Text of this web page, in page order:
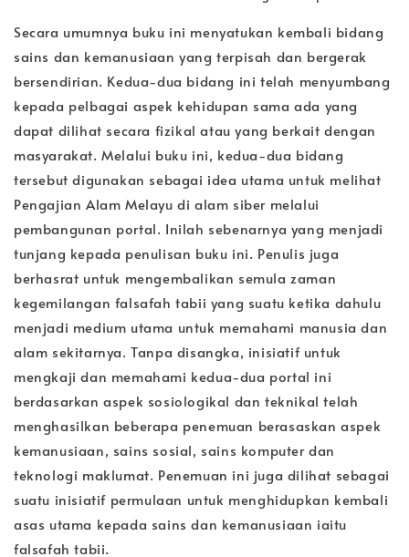
Secara umumnya buku ini menyatukan kembali bidang
sains dan kemanusiaan yang terpisah dan bergerak
bersendirian. Kedua-dua bidang ini telah menyumbang
kepada pelbagai aspek kehidupan sama ada yang
dapat dilihat secara fizikal atau yang berkait dengan
masyarakat. Melalui buku ini, kedua-dua bidang
tersebut digunakan sebagai idea utama untuk melihat
Pengajian Alam Melayu di alam siber melalui
pembangunan portal. Inilah sebenarnya yang menjadi
tunjang kepada penulisan buku ini. Penulis juga
berhasrat untuk mengembalikan semula zaman
kegemilangan falsafah tabii yang suatu ketika dahulu
menjadi medium utama untuk memahami manusia dan
alam sekitarnya. Tanpa disangka, inisiatif untuk
mengkaji dan memahami kedua-dua portal ini
berdasarkan aspek sosiologikal dan teknikal telah
menghasilkan beberapa penemuan berasaskan aspek
kemanusiaan, sains sosial, sains komputer dan
teknologi maklumat. Penemuan ini juga dilihat sebagai
suatu inisiatif permulaan untuk menghidupkan kembali
asas utama kepada sains dan kemanusiaan iaitu
falsafah tabii.